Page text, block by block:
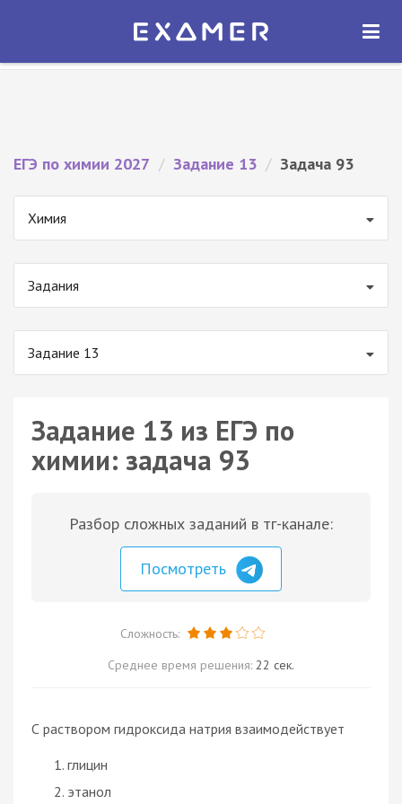
Экзамер — ЕГЭ 2027
ОТКРЫТЬ
ЕГЭ по химии 2027 / Задание 13 / Задача 93
Химия
Задания
Задание 13
Задание 13 из ЕГЭ по
химии: задача 93
Разбор сложных заданий в тг-канале:
Посмотреть
Сложность:
Среднее время решения: 22 сек.
С раствором гидроксида натрия взаимодействует
глицин
этанол